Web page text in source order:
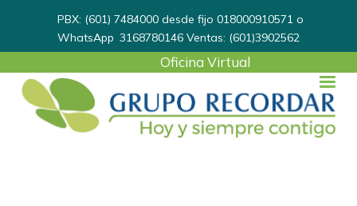
PBX: (601) 7484000 desde fijo 018000910571 o
WhatsApp 3168780146Ventas: (601)3902562
User
menu
Oficina Virtual